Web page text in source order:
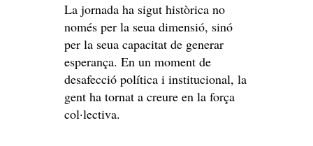
La jornada ha sigut històrica no
només per la seua dimensió, sinó
per la seua capacitat de generar
esperança. En un moment de
desafecció política i institucional, la
gent ha tornat a creure en la força
col·lectiva.